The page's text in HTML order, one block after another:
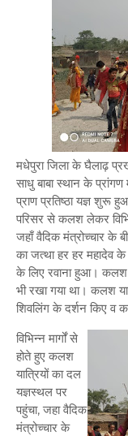
मधेपुरा जिला के घैलाढ़
साधु बाबा स्थान के
प्राण प्रतिष्ठा यज्ञ शुरू
परिसर से कलश लेकर
जहाँ वैदिक मंत्रोच्चार के
का जत्था हर हर महादेव
के लिए रवाना हुआ। कलश
भी रखा गया था। कलश
शिवलिंग के दर्शन किए व
विभिन्न मार्गों से
होते हुए कलश
यात्रियों का दल
यज्ञस्थल पर
पहुंचा, जहा वैदिक
मंत्रोच्चार के